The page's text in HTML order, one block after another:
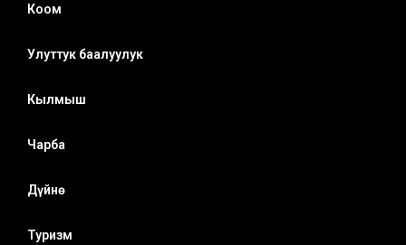
Коом
Улуттук баалуулук
Кылмыш
Чарба
Дүйнө
Туризм